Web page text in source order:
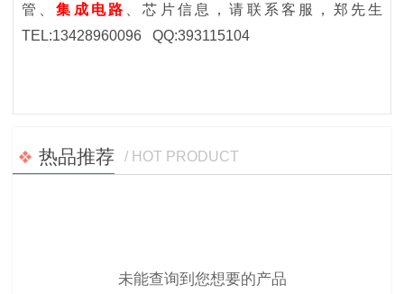
管
、集成电路 、芯片信息，请联系客服
，郑先生
TEL:13428960096 QQ:393115104
热品推荐 / HOT PRODUCT
未能查询到您想要的产品